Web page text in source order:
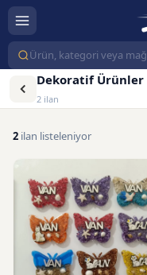
Dekoratif Ürünler
2 ilan
2 ilan listeleniyor